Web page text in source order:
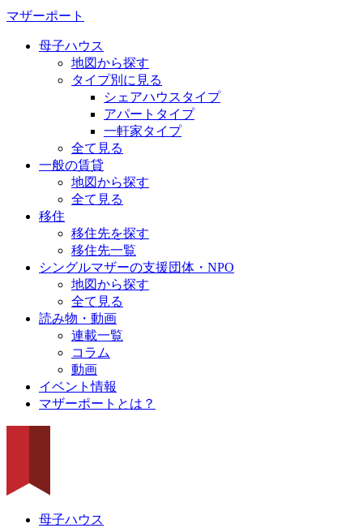
マザーポート
母子ハウス
地図から探す
タイプ別に見る
シェアハウスタイプ
アパートタイプ
一軒家タイプ
全て見る
一般の賃貸
地図から探す
全て見る
移住
移住先を探す
移住先一覧
シングルマザーの支援団体・NPO
地図から探す
全て見る
読み物・動画
連載一覧
コラム
動画
イベント情報
マザーポートとは？
母子ハウス